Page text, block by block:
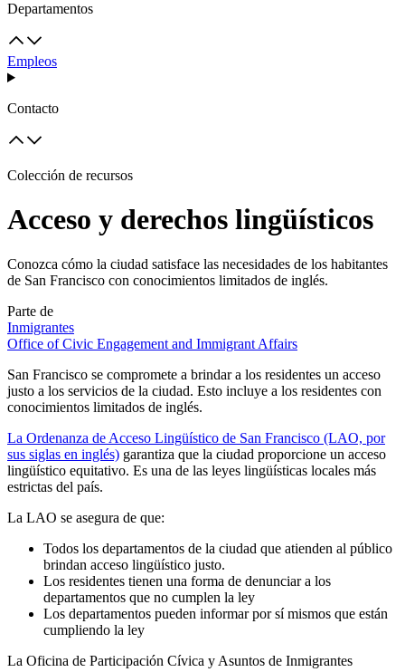
Departamentos
Empleos
Contacto
Colección de recursos
Acceso y derechos lingüísticos
Conozca cómo la ciudad satisface las necesidades de los habitantes
de San Francisco con conocimientos limitados de inglés.
Parte de
Inmigrantes
Office of Civic Engagement and Immigrant Affairs
San Francisco se compromete a brindar a los residentes un acceso
justo a los servicios de la ciudad. Esto incluye a los residentes con
conocimientos limitados de inglés.
La Ordenanza de Acceso Lingüístico de San Francisco (LAO, por
sus siglas en inglés) garantiza que la ciudad proporcione un acceso
lingüístico equitativo. Es una de las leyes lingüísticas locales más
estrictas del país.
La LAO se asegura de que:
Todos los departamentos de la ciudad que atienden al público
brindan acceso lingüístico justo.
Los residentes tienen una forma de denunciar a los
departamentos que no cumplen la ley
Los departamentos pueden informar por sí mismos que están
cumpliendo la ley
La Oficina de Participación Cívica y Asuntos de Inmigrantes